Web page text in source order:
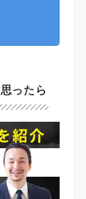
ったら